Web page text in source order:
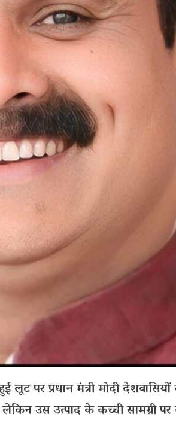
लूट पर प्रधान मंत्री मोदी
उस उत्पाद के कच्ची सामग्री